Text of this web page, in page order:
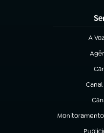
A
(abre
(abre
(abre em nova